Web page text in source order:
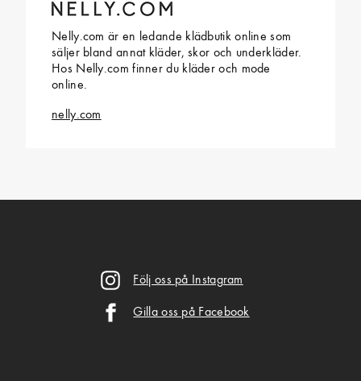
Nelly.com är en ledande klädbutik online som
säljer bland annat kläder, skor och underkläder.
Hos Nelly.com finner du kläder och mode
online.
nelly.com
Följ oss på Instagram
Gilla oss på Facebook